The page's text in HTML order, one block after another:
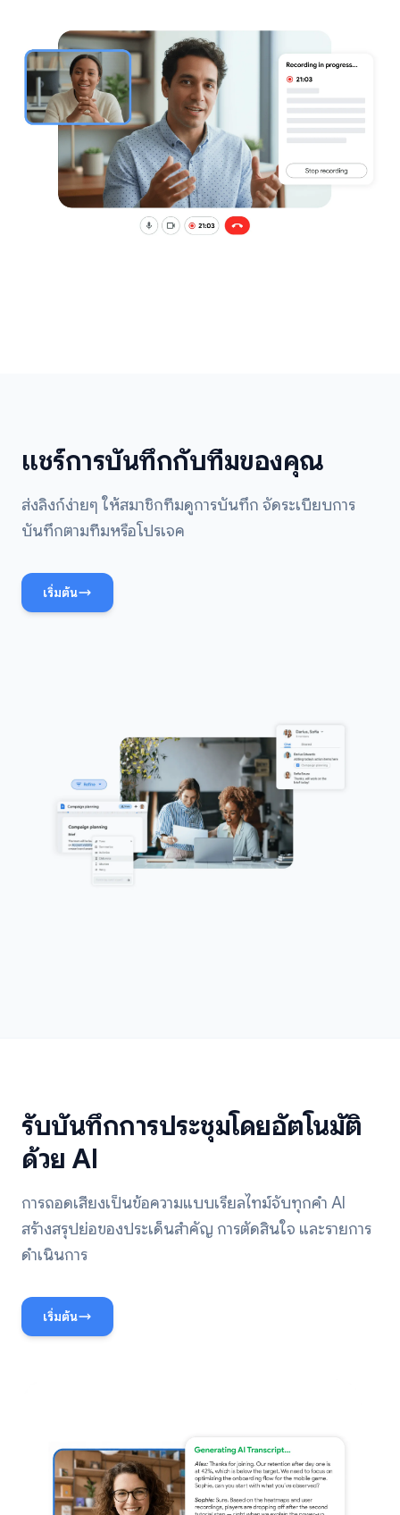
แชร์การบันทึกกับทีมของคุณ
ส่งลิงก์ง่ายๆ ให้สมาชิกทีมดูการบันทึก จัดระเบียบการ
บันทึกตามทีมหรือโปรเจค
เริ่มต้น
รับบันทึกการประชุมโดยอัตโนมัติ
ด้วย AI
การถอดเสียงเป็นข้อความแบบเรียลไทม์จับทุกคำ AI
สร้างสรุปย่อของประเด็นสำคัญ การตัดสินใจ และรายการ
ดำเนินการ
เริ่มต้น